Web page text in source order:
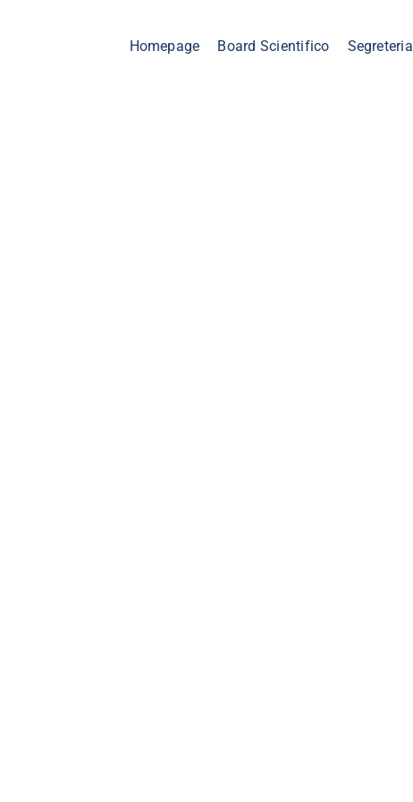
Homepage Board Scientifico Segreteria